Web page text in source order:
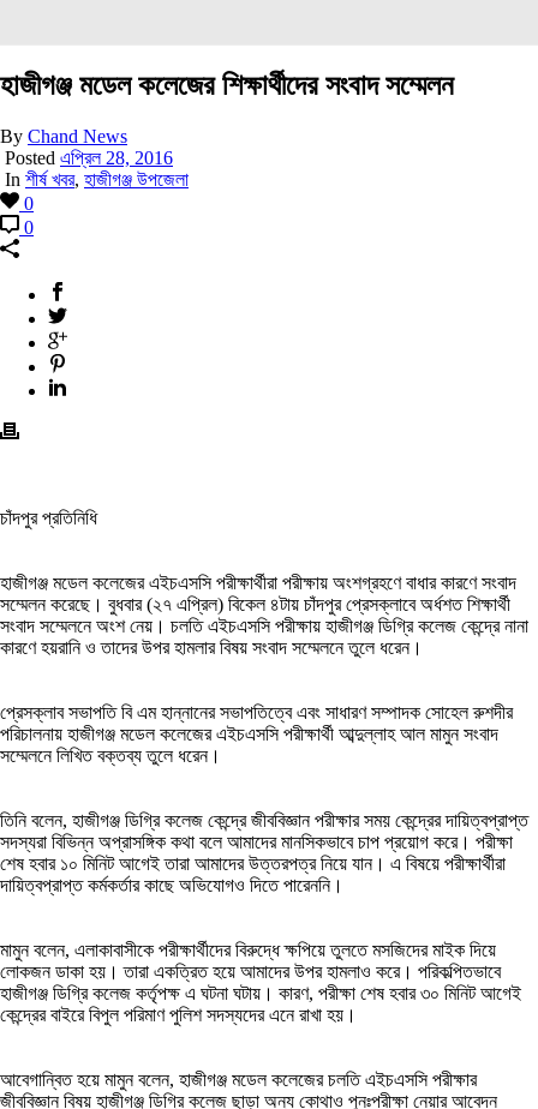
হাজীগঞ্জ মডেল কলেজের শিক্ষার্থীদের সংবাদ সম্মেলন
By Chand News
Posted এপ্রিল 28, 2016
In শীর্ষ খবর, হাজীগঞ্জ উপজেলা
0
0
চাঁদপুর প্রতিনিধি
হাজীগঞ্জ মডেল কলেজের এইচএসসি পরীক্ষার্থীরা পরীক্ষায় অংশগ্রহণে বাধার কারণে সংবাদ
সম্মেলন করেছে। বুধবার (২৭ এপ্রিল) বিকেল ৪টায় চাঁদপুর প্রেসক্লাবে অর্ধশত শিক্ষার্থী
সংবাদ সম্মেলনে অংশ নেয়। চলতি এইচএসসি পরীক্ষায় হাজীগঞ্জ ডিগ্রি কলেজ কেন্দ্রে নানা
কারণে হয়রানি ও তাদের উপর হামলার বিষয় সংবাদ সম্মেলনে তুলে ধরেন।
প্রেসক্লাব সভাপতি বি এম হান্নানের সভাপতিত্বে এবং সাধারণ সম্পাদক সোহেল রুশদীর
পরিচালনায় হাজীগঞ্জ মডেল কলেজের এইচএসসি পরীক্ষার্থী আব্দুল্লাহ আল মামুন সংবাদ
সম্মেলনে লিখিত বক্তব্য তুলে ধরেন।
তিনি বলেন, হাজীগঞ্জ ডিগ্রি কলেজ কেন্দ্রে জীববিজ্ঞান পরীক্ষার সময় কেন্দ্রের দায়িত্বপ্রাপ্ত
সদস্যরা বিভিন্ন অপ্রাসঙ্গিক কথা বলে আমাদের মানসিকভাবে চাপ প্রয়োগ করে। পরীক্ষা
শেষ হবার ১০ মিনিট আগেই তারা আমাদের উত্তরপত্র নিয়ে যান। এ বিষয়ে পরীক্ষার্থীরা
দায়িত্বপ্রাপ্ত কর্মকর্তার কাছে অভিযোগও দিতে পারেননি।
মামুন বলেন, এলাকাবাসীকে পরীক্ষার্থীদের বিরুদ্ধে ক্ষপিয়ে তুলতে মসজিদের মাইক দিয়ে
লোকজন ডাকা হয়। তারা একত্রিত হয়ে আমাদের উপর হামলাও করে। পরিকল্পিতভাবে
হাজীগঞ্জ ডিগ্রি কলেজ কর্তৃপক্ষ এ ঘটনা ঘটায়। কারণ, পরীক্ষা শেষ হবার ৩০ মিনিট আগেই
কেন্দ্রের বাইরে বিপুল পরিমাণ পুলিশ সদস্যদের এনে রাখা হয়।
আবেগান্বিত হয়ে মামুন বলেন, হাজীগঞ্জ মডেল কলেজের চলতি এইচএসসি পরীক্ষার
জীববিজ্ঞান বিষয় হাজীগঞ্জ ডিগ্রি কলেজ ছাড়া অন্য কোথাও পুনঃপরীক্ষা নেয়ার আবেদন